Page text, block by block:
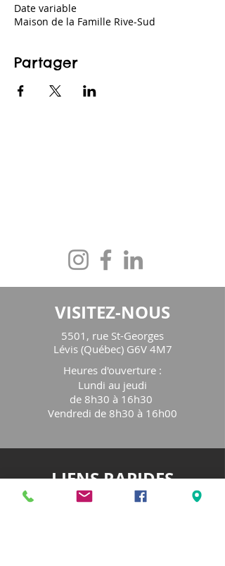
Date variable
Maison de la Famille Rive-Sud
Partager
VISITEZ-NOUS
5501, rue St-Georges
Lévis (Québec) G6V 4M7
Heures d'ouverture :
Lundi au jeudi
de 8h30 à 16h30
Vendredi de 8h30 à 16h00
LIENS RAPIDES
Notre organisme